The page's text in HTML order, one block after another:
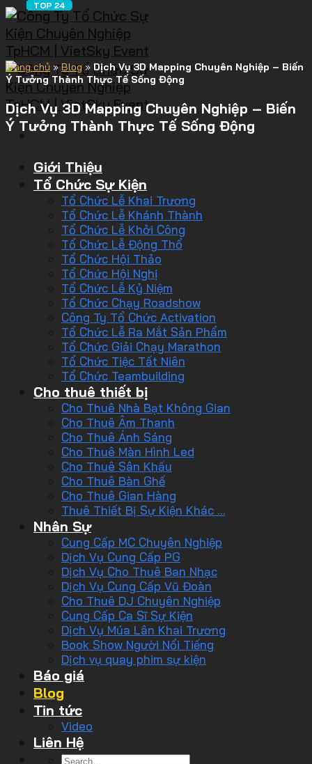
Giới Thiệu
Tổ Chức Sự Kiện
Tổ Chức Lễ Khai Trương
Tổ Chức Lễ Khánh Thành
Tổ Chức Lễ Khởi Công
Tổ Chức Lễ Động Thổ
Tổ Chức Hội Thảo
Tổ Chức Hội Nghị
Tổ Chức Lễ Kỷ Niệm
Tổ Chức Chạy Roadshow
Công Ty Tổ Chức Activation
Tổ Chức Lễ Ra Mắt Sản Phẩm
Tổ Chức Giải Chạy Marathon
Tổ Chức Tiệc Tất Niên
Tổ Chức Teambuilding
Cho thuê thiết bị
Cho Thuê Nhà Bạt Không Gian
Cho Thuê Âm Thanh
Cho Thuê Ánh Sáng
Cho Thuê Màn Hình Led
Cho Thuê Sân Khấu
Cho Thuê Bàn Ghế
Cho Thuê Gian Hàng
Thuê Thiết Bị Sự Kiện Khác …
Nhân Sự
Cung Cấp MC Chuyên Nghiệp
Dịch Vụ Cung Cấp PG
Dịch Vụ Cho Thuê Ban Nhạc
Dịch Vụ Cung Cấp Vũ Đoàn
Cho Thuê DJ Chuyên Nghiệp
Cung Cấp Ca Sĩ Sự Kiện
Dịch Vụ Múa Lân Khai Trương
Book Show Người Nổi Tiếng
Dịch vụ quay phim sự kiện
Báo giá
Blog
Tin tức
Video
Liên Hệ
Trang chủ » Blog » Dịch Vụ 3D Mapping Chuyên Nghiệp – Biến
Ý Tưởng Thành Thực Tế Sống Động
Dịch Vụ 3D Mapping Chuyên Nghiệp – Biến
Ý Tưởng Thành Thực Tế Sống Động